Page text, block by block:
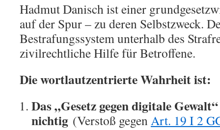
Hadmut Danisch ist einer
auf der Spur – zu deren Selbstzweck.
Bestrafungssystem unterhalb des
zivilrechtliche Hilfe für Betroffene.
Die wortlautzentrierte Wahrheit ist:
Das „Gesetz gegen digitale
nichtig (Verstoß gegenArt. 19 I 2